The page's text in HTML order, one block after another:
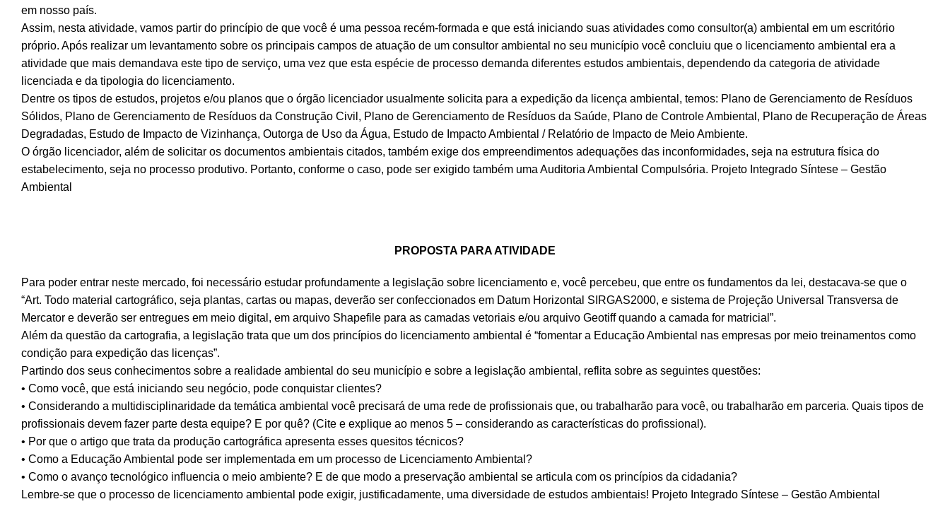
em nosso país.
Assim, nesta atividade, vamos partir do princípio de que você é uma pessoa recém-formada e que está iniciando suas atividades como consultor(a) ambiental em um escritório
próprio. Após realizar um levantamento sobre os principais campos de atuação de um consultor ambiental no seu município você concluiu que o licenciamento ambiental era a
atividade que mais demandava este tipo de serviço, uma vez que esta espécie de processo demanda diferentes estudos ambientais, dependendo da categoria de atividade
licenciada e da tipologia do licenciamento.
Dentre os tipos de estudos, projetos e/ou planos que o órgão licenciador usualmente solicita para a expedição da licença ambiental, temos: Plano de Gerenciamento de Resíduos
Sólidos, Plano de Gerenciamento de Resíduos da Construção Civil, Plano de Gerenciamento de Resíduos da Saúde, Plano de Controle Ambiental, Plano de Recuperação de Áreas
Degradadas, Estudo de Impacto de Vizinhança, Outorga de Uso da Água, Estudo de Impacto Ambiental / Relatório de Impacto de Meio Ambiente.
O órgão licenciador, além de solicitar os documentos ambientais citados, também exige dos empreendimentos adequações das inconformidades, seja na estrutura física do
estabelecimento, seja no processo produtivo. Portanto, conforme o caso, pode ser exigido também uma Auditoria Ambiental Compulsória. Projeto Integrado Síntese – Gestão
Ambiental
PROPOSTA PARA ATIVIDADE
Para poder entrar neste mercado, foi necessário estudar profundamente a legislação sobre licenciamento e, você percebeu, que entre os fundamentos da lei, destacava-se que o
“Art. Todo material cartográfico, seja plantas, cartas ou mapas, deverão ser confeccionados em Datum Horizontal SIRGAS2000, e sistema de Projeção Universal Transversa de
Mercator e deverão ser entregues em meio digital, em arquivo Shapefile para as camadas vetoriais e/ou arquivo Geotiff quando a camada for matricial”.
Além da questão da cartografia, a legislação trata que um dos princípios do licenciamento ambiental é “fomentar a Educação Ambiental nas empresas por meio treinamentos como
condição para expedição das licenças”.
Partindo dos seus conhecimentos sobre a realidade ambiental do seu município e sobre a legislação ambiental, reflita sobre as seguintes questões:
• Como você, que está iniciando seu negócio, pode conquistar clientes?
• Considerando a multidisciplinaridade da temática ambiental você precisará de uma rede de profissionais que, ou trabalharão para você, ou trabalharão em parceria. Quais tipos de
profissionais devem fazer parte desta equipe? E por quê? (Cite e explique ao menos 5 – considerando as características do profissional).
• Por que o artigo que trata da produção cartográfica apresenta esses quesitos técnicos?
• Como a Educação Ambiental pode ser implementada em um processo de Licenciamento Ambiental?
• Como o avanço tecnológico influencia o meio ambiente? E de que modo a preservação ambiental se articula com os princípios da cidadania?
Lembre-se que o processo de licenciamento ambiental pode exigir, justificadamente, uma diversidade de estudos ambientais! Projeto Integrado Síntese – Gestão Ambiental